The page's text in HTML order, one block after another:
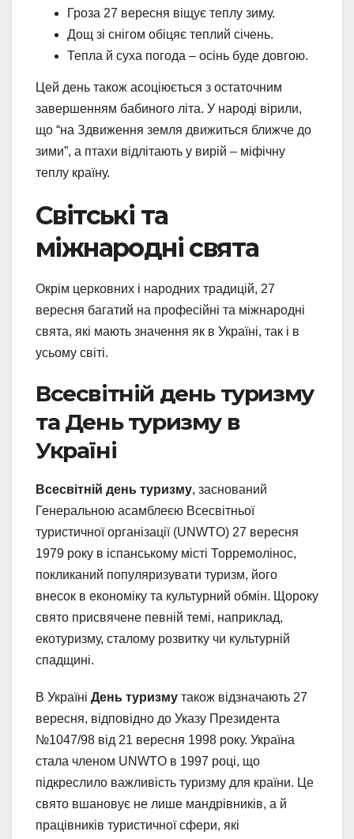
Гроза 27 вересня віщує теплу зиму.
Дощ зі снігом обіцяє теплий січень.
Тепла й суха погода – осінь буде довгою.
Цей день також асоціюється з остаточним
завершенням бабиного літа. У народі вірили,
що “на Здвиження земля движиться ближче до
зими”, а птахи відлітають у вирій – міфічну
теплу країну.
Світські та
міжнародні свята
Окрім церковних і народних традицій, 27
вересня багатий на професійні та міжнародні
свята, які мають значення як в Україні, так і в
усьому світі.
Всесвітній день туризму
та День туризму в
Україні
Всесвітній день туризму, заснований
Генеральною асамблеєю Всесвітньої
туристичної організації (UNWTO) 27 вересня
1979 року в іспанському місті Торремолінос,
покликаний популяризувати туризм, його
внесок в економіку та культурний обмін. Щороку
свято присвячене певній темі, наприклад,
екотуризму, сталому розвитку чи культурній
спадщині.
В Україні День туризму також відзначають 27
вересня, відповідно до Указу Президента
№1047/98 від 21 вересня 1998 року. Україна
стала членом UNWTO в 1997 році, що
підкреслило важливість туризму для країни. Це
свято вшановує не лише мандрівників, а й
працівників туристичної сфери, які